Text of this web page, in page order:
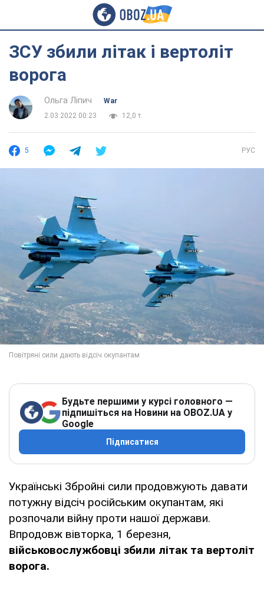
ЗСУ збили літак і вертоліт
ворога
Ольга Ліпич
War
2.03.2022 00:23
12,0 т.
5 РУС
Будьте першими у курсі головного —
підпишіться на Новини на OBOZ.UA у
Google
Підписатися
Українські Збройні сили продовжують давати
потужну відсіч російським окупантам, які
розпочали війну проти нашої держави.
Впродовж вівторка, 1 березня,
військовослужбовці збили літак та вертоліт
ворога.